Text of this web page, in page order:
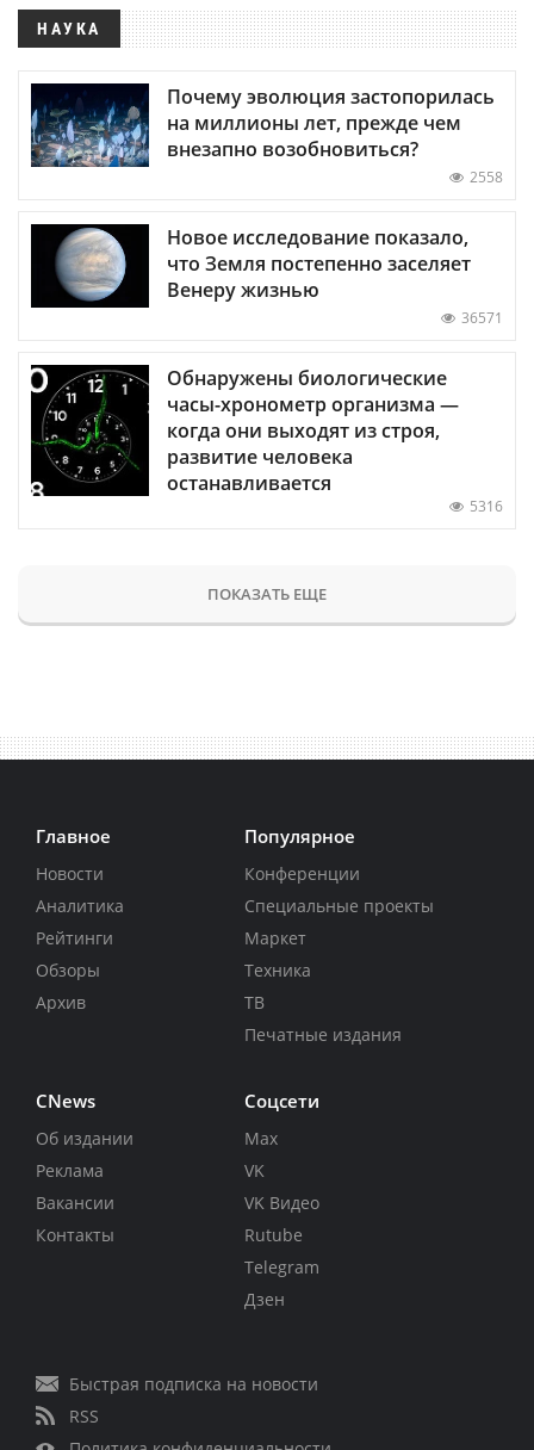
НАУКА
Почему эволюция застопорилась
на миллионы лет, прежде чем
внезапно возобновиться?
2558
Новое исследование показало,
что Земля постепенно заселяет
Венеру жизнью
36571
Обнаружены биологические
часы-хронометр организма —
когда они выходят из строя,
развитие человека
останавливается
5316
ПОКАЗАТЬ ЕЩЕ
Главное
Новости
Аналитика
Рейтинги
Обзоры
Архив
Популярное
Конференции
Специальные проекты
Маркет
Техника
ТВ
Печатные издания
CNews
Об издании
Реклама
Вакансии
Контакты
Соцсети
Max
VK
VK Видео
Rutube
Telegram
Дзен
Быстрая подписка на новости
RSS